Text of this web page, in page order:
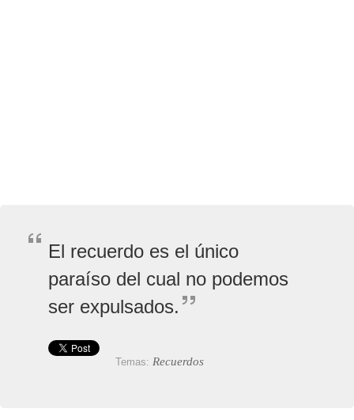
El recuerdo es el único
paraíso del cual no podemos
ser expulsados.
Temas: Recuerdos